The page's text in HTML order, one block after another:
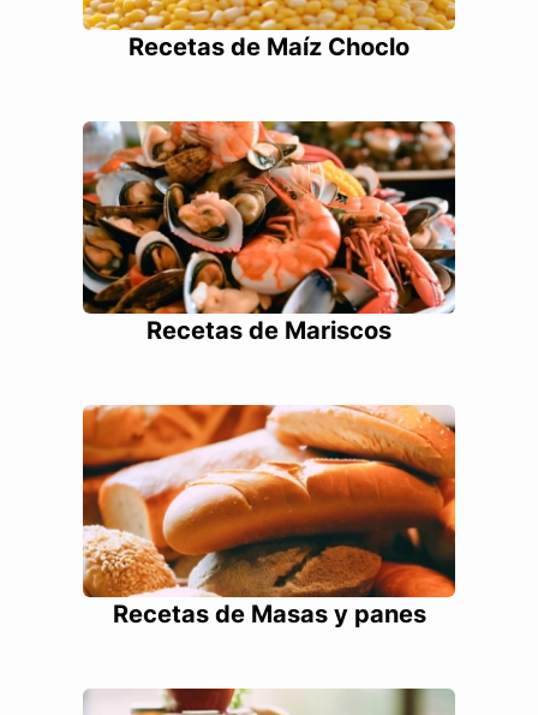
Recetas de Maíz Choclo
Recetas de Mariscos
Recetas de Masas y panes